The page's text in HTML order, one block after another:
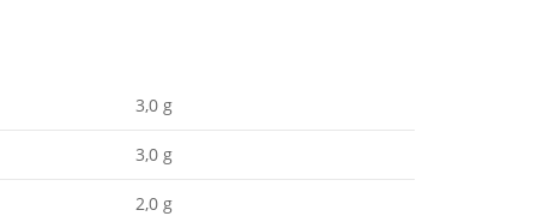
3,0 g
3,0 g
2,0 g